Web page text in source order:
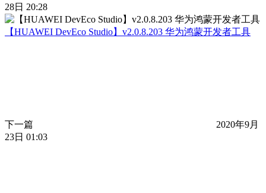
28日 20:28
【HUAWEI DevEco Studio】v2.0.8.203 华为鸿蒙开发者工具
下一篇
2020年9月
23日 01:03